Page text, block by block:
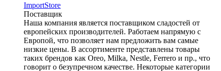
ImportStore
Поставщик
Наша компания является поставщиком сладостей от
европейских производителей. Работаем напрямую с
Европой, что позволяет нам предложить вам самые
низкие цены. В ассортименте представлены товары
таких брендов как Oreo, Milka, Nestle, Ferrero и пр., что
говорит о безупречном качестве. Некоторые категории